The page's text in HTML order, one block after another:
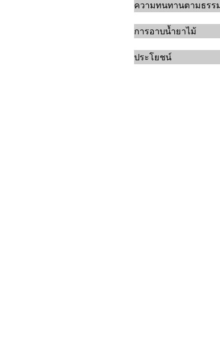
ความทนทานตามธรร
การอาบน้ำยาไม้
ประโยชน์